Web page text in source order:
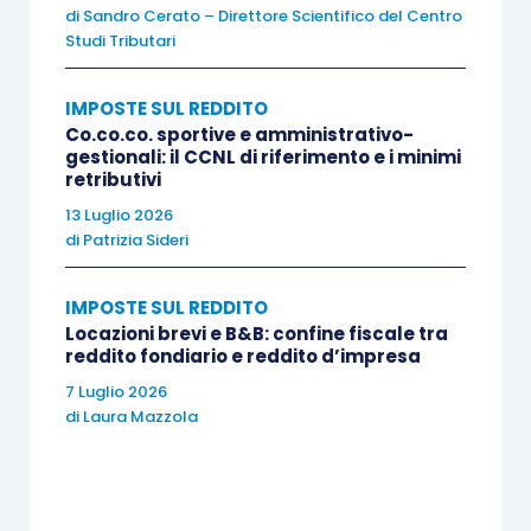
colonna 3del predetto rigo. Il contribuente dovrà,
inoltre,conservare un apposito prospetto,
corrispettivi, l’importo delle spese inerenti a tali
corrispettivi ed il relativo reddito conseguito, che
dovrà essere esibito o trasmesso all’ufficio
dell’Agenzia delle entrate competente,
In sostanza (e come chiarito dalla circolare n.
7/E/1977), i redditi da attività non esercitate
abitualmente, pur avendo natura commerciale,
di Sandro Cerato – Direttore Scientifico del Centro
Studi Tributari
IMPOSTE SUL REDDITO
Co.co.co. sportive e amministrativo-
gestionali: il CCNL di riferimento e i minimi
retributivi
13 Luglio 2026
di Patrizia Sideri
IMPOSTE SUL REDDITO
Locazioni brevi e B&B: confine fiscale tra
reddito fondiario e reddito d’impresa
7 Luglio 2026
di Laura Mazzola